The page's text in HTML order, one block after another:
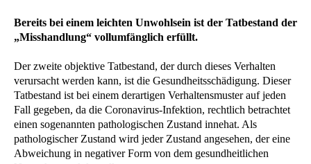
Bereits bei einem leichten Unwohlsein ist der Tatbestand der
„Misshandlung“ vollumfänglich erfüllt.
Der zweite objektive Tatbestand, der durch dieses Verhalten
verursacht werden kann, ist die Gesundheitsschädigung. Dieser
Tatbestand ist bei einem derartigen Verhaltensmuster auf jeden
Fall gegeben, da die Coronavirus-Infektion, rechtlich betrachtet
einen sogenannten pathologischen Zustand innehat. Als
pathologischer Zustand wird jeder Zustand angesehen, der eine
Abweichung in negativer Form von dem gesundheitlichen